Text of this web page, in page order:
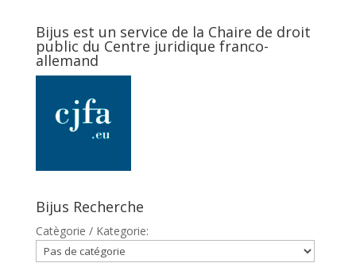
Bijus est un service de la Chaire de droit
public du Centre juridique franco-
allemand
Bijus Recherche
Catègorie / Kategorie: